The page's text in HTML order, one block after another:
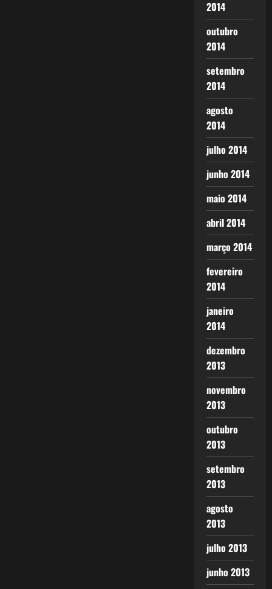
2014
outubro
2014
setembro
2014
agosto
2014
julho 2014
junho 2014
maio 2014
abril 2014
março 2014
fevereiro
2014
janeiro
2014
dezembro
2013
novembro
2013
outubro
2013
setembro
2013
agosto
2013
julho 2013
junho 2013